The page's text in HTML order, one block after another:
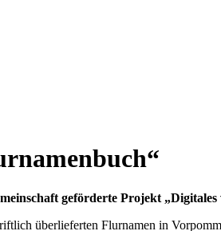
geförderte Projekt
überlieferten Flurnamen in